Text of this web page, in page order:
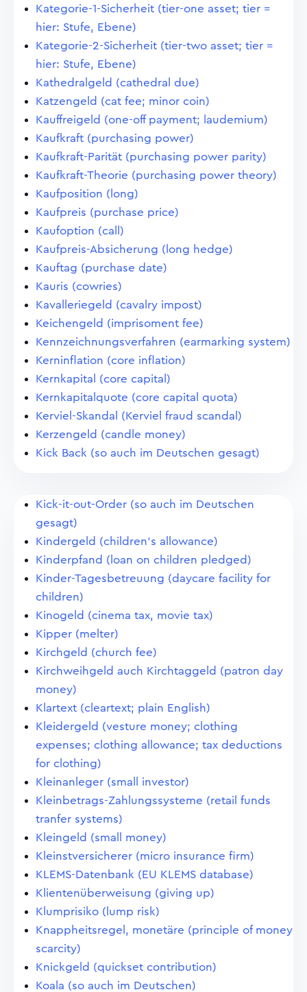
Kategorie-1-Sicherheit (tier-one asset; tier =
hier: Stufe, Ebene)
Kategorie-2-Sicherheit (tier-two asset; tier =
hier: Stufe, Ebene)
Kathedralgeld (cathedral due)
Katzengeld (cat fee; minor coin)
Kauffreigeld (one-off payment; laudemium)
Kaufkraft (purchasing power)
Kaufkraft-Parität (purchasing power parity)
Kaufkraft-Theorie (purchasing power theory)
Kaufposition (long)
Kaufpreis (purchase price)
Kaufoption (call)
Kaufpreis-Absicherung (long hedge)
Kauftag (purchase date)
Kauris (cowries)
Kavalleriegeld (cavalry impost)
Keichengeld (imprisoment fee)
Kennzeichnungsverfahren (earmarking system)
Kerninflation (core inflation)
Kernkapital (core capital)
Kernkapitalquote (core capital quota)
Kerviel-Skandal (Kerviel fraud scandal)
Kerzengeld (candle money)
Kick Back (so auch im Deutschen gesagt)
Kick-it-out-Order (so auch im Deutschen
gesagt)
Kindergeld (children's allowance)
Kinderpfand (loan on children pledged)
Kinder-Tagesbetreuung (daycare facility for
children)
Kinogeld (cinema tax, movie tax)
Kipper (melter)
Kirchgeld (church fee)
Kirchweihgeld auch Kirchtaggeld (patron day
money)
Klartext (cleartext; plain English)
Kleidergeld (vesture money; clothing
expenses; clothing allowance; tax deductions
for clothing)
Kleinanleger (small investor)
Kleinbetrags-Zahlungssysteme (retail funds
tranfer systems)
Kleingeld (small money)
Kleinstversicherer (micro insurance firm)
KLEMS-Datenbank (EU KLEMS database)
Klientenüberweisung (giving up)
Klumprisiko (lump risk)
Knappheitsregel, monetäre (principle of money
scarcity)
Knickgeld (quickset contribution)
Koala (so auch im Deutschen)